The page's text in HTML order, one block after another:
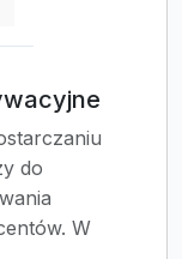
do
W